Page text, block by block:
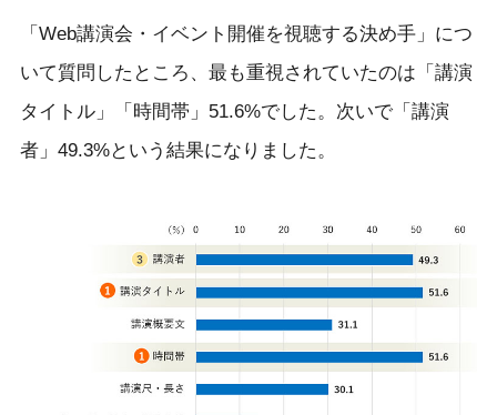
「Web講演会・イベント開催を視聴する決め手」につ
いて質問したところ、最も重視されていたのは「講演
タイトル」「時間帯」51.6%でした。次いで「講演
者」49.3%という結果になりました。